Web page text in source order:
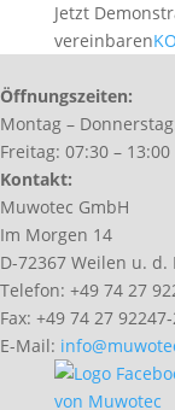
Jetzt
vereinbaren
Öffnungszeiten:
Montag –
Freitag: 07:30 – 13:00
Kontakt:
Muwotec GmbH
Im Morgen 14
D-72367 Weilen u. d.
Telefon: +49 74 27
Fax: +49 74 27
E-Mail: